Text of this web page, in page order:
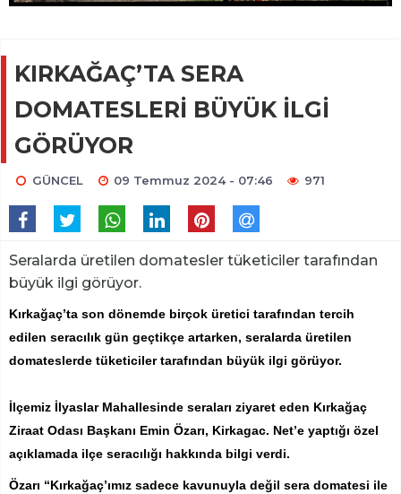
KIRKAĞAÇ’TA SERA
DOMATESLERİ BÜYÜK İLGİ
GÖRÜYOR
GÜNCEL 09 Temmuz 2024 - 07:46 971
Seralarda üretilen domatesler tüketiciler tarafından
büyük ilgi görüyor.
Kırkağaç’ta son dönemde birçok üretici tarafından tercih
edilen seracılık gün geçtikçe artarken, seralarda üretilen
domateslerde tüketiciler tarafından büyük ilgi görüyor.
İlçemiz İlyaslar Mahallesinde seraları ziyaret eden Kırkağaç
Ziraat Odası Başkanı Emin Özarı, Kirkagac. Net’e yaptığı özel
açıklamada ilçe seracılığı hakkında bilgi verdi.
Özarı “Kırkağaç’ımız sadece kavunuyla değil sera domatesi ile